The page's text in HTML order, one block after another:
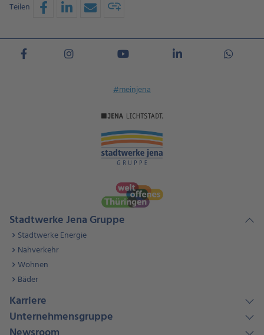
Teilen
#meinjena
Stadtwerke Jena Gruppe
Stadtwerke Energie
Nahverkehr
Wohnen
Bäder
Karriere
Unternehmensgruppe